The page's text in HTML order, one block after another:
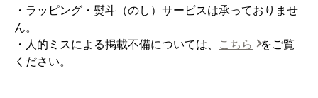
・ラッピング・熨斗（のし）サービスは承っておりませ
ん。
・人的ミスによる掲載不備については、
こちら
をご覧
ください。